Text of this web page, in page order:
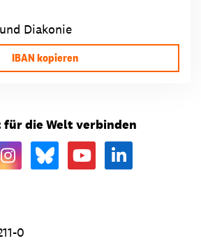
Diakonie
IBAN kopieren
für die Welt verbinden
0